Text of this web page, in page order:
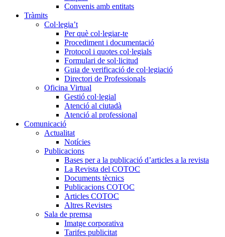
Convenis amb entitats
Tràmits
Col·legia’t
Per què col·legiar-te
Procediment i documentació
Protocol i quotes col·legials
Formulari de sol·licitud
Guia de verificació de col·legiació
Directori de Professionals
Oficina Virtual
Gestió col·legial
Atenció al ciutadà
Atenció al professional
Comunicació
Actualitat
Notícies
Publicacions
Bases per a la publicació d’articles a la revista
La Revista del COTOC
Documents tècnics
Publicacions COTOC
Articles COTOC
Altres Revistes
Sala de premsa
Imatge corporativa
Tarifes publicitat